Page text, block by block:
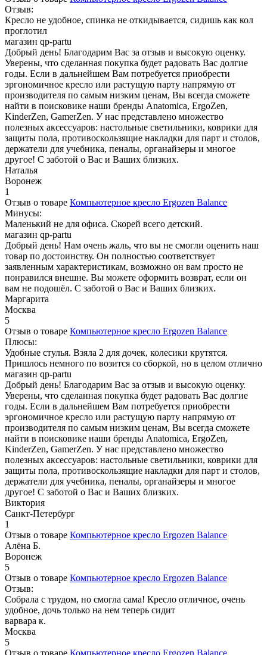
Отзыв:
Кресло не удобное, спинка не откидывается, сидишь как кол
проглотил
магазин qp-partu
Добрый день! Благодарим Вас за отзыв и высокую оценку.
Уверены, что сделанная покупка будет радовать Вас долгие
годы. Если в дальнейшем Вам потребуется приобрести
эргономичное кресло или растущую парту напрямую от
производителя по самым низким ценам, Вы всегда сможете
найти в поисковике наши бренды Anatomica, ErgoZen,
KinderZen, GamerZen. У нас представлено множество
полезных аксессуаров: настольные светильники, коврики для
защиты пола, противоскользящие накладки для парт и столов,
держатели для учебника, пеналы, органайзеры и многое
другое! С заботой о Вас и Ваших близких.
Наталья
Воронеж
1
Отзыв о товаре Компьютерное кресло Ergozen Balance
Минусы:
Маленький не для офиса. Скорей всего детский.
магазин qp-partu
Добрый день! Нам очень жаль, что вы не смогли оценить наш
товар по достоинству. Он полностью соответствует
заявленным характеристикам, возможно он вам просто не
понравился внешне. Вы можете оформить возврат, если он
вам не подошёл. С заботой о Вас и Ваших близких.
Маргарита
Москва
5
Отзыв о товаре Компьютерное кресло Ergozen Balance
Плюсы:
Удобные стулья. Взяла 2 для дочек, колесики крутятся.
Пришлось немного по возится со сборкой, но в целом отлично
магазин qp-partu
Добрый день! Благодарим Вас за отзыв и высокую оценку.
Уверены, что сделанная покупка будет радовать Вас долгие
годы. Если в дальнейшем Вам потребуется приобрести
эргономичное кресло или растущую парту напрямую от
производителя по самым низким ценам, Вы всегда сможете
найти в поисковике наши бренды Anatomica, ErgoZen,
KinderZen, GamerZen. У нас представлено множество
полезных аксессуаров: настольные светильники, коврики для
защиты пола, противоскользящие накладки для парт и столов,
держатели для учебника, пеналы, органайзеры и многое
другое! С заботой о Вас и Ваших близких.
Виктория
Санкт-Петербург
1
Отзыв о товаре Компьютерное кресло Ergozen Balance
Алёна Б.
Воронеж
5
Отзыв о товаре Компьютерное кресло Ergozen Balance
Отзыв:
Собрала с трудом, но смогла сама! Кресло отличное, очень
удобное, дочь только на нем теперь сидит
варвара к.
Москва
5
Отзыв о товаре Компьютерное кресло Ergozen Balance